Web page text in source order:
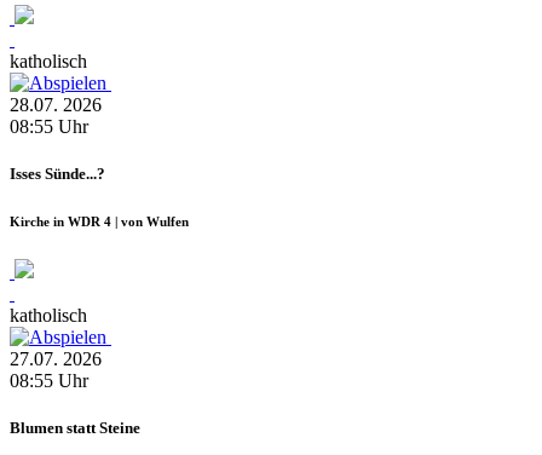
katholisch
28.07. 2026
08:55 Uhr
Isses Sünde...?
Kirche in WDR 4 | von Wulfen
katholisch
27.07. 2026
08:55 Uhr
Blumen statt Steine